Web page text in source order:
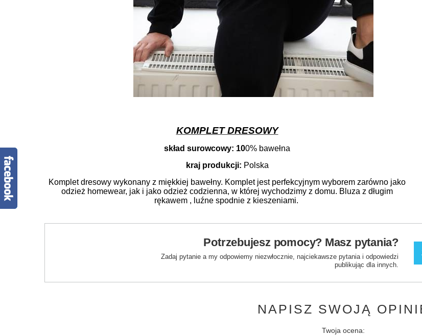
KOMPLET DRESOWY
skład surowcowy: 100% bawełna
kraj produkcji: Polska
Komplet dresowy wykonany z miękkiej bawełny. Komplet jest perfekcyjnym wyborem zarówno jako
odzież homewear, jak i jako odzież codzienna, w której wychodzimy z domu. Bluza z długim
rękawem , luźne spodnie z kieszeniami.
Potrzebujesz pomocy? Masz pytania?
Zadaj pytanie a my odpowiemy niezwłocznie, najciekawsze pytania i odpowiedzi
publikując dla innych.
NAPISZ SWOJĄ
Twoja ocena: